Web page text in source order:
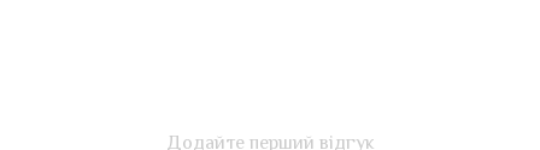
Додайте перший відгук